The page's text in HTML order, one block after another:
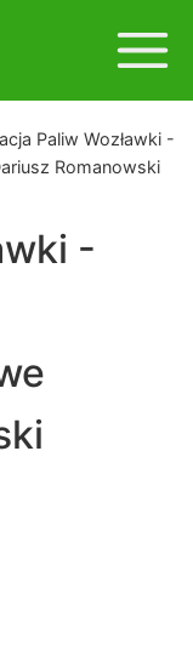
Paliw Wozławki -
Romanowski
-